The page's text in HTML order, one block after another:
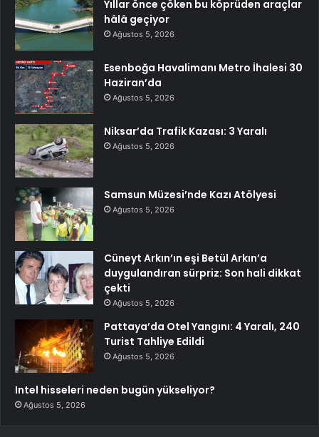
Yıllar önce çöken bu köprüden araçlar
hâlâ geçiyor
Ağustos 5, 2026
Esenboğa Havalimanı Metro İhalesi 30
Haziran’da
Ağustos 5, 2026
Niksar’da Trafik Kazası: 3 Yaralı
Ağustos 5, 2026
Samsun Müzesi’nde Kazı Atölyesi
Ağustos 5, 2026
Cüneyt Arkın’ın eşi Betül Arkın’a
duygulandıran sürpriz: Son hali dikkat
çekti
Ağustos 5, 2026
Pattaya’da Otel Yangını: 4 Yaralı, 240
Turist Tahliye Edildi
Ağustos 5, 2026
Intel hisseleri neden bugün yükseliyor?
Ağustos 5, 2026